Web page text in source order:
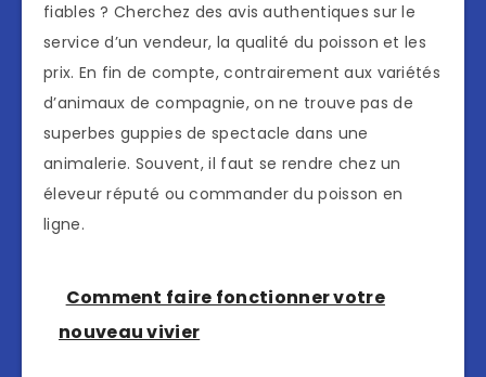
fiables ? Cherchez des avis authentiques sur le
service d’un vendeur, la qualité du poisson et les
prix. En fin de compte, contrairement aux variétés
d’animaux de compagnie, on ne trouve pas de
superbes guppies de spectacle dans une
animalerie. Souvent, il faut se rendre chez un
éleveur réputé ou commander du poisson en
ligne.
Comment faire fonctionner votre
nouveau vivier